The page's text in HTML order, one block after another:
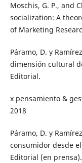
Moschis, G. P., and
socialization: A
of Marketing
Páramo, D. y
dimensión cultural
Editorial.
x pensamiento &
2018
Páramo, D. y
consumidor desde
Editorial (en prensa).